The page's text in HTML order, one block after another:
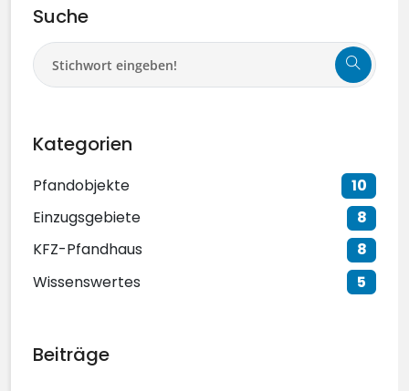
Suche
Kategorien
Pfandobjekte
10
Einzugsgebiete
8
KFZ-Pfandhaus
8
Wissenswertes
5
Beiträge